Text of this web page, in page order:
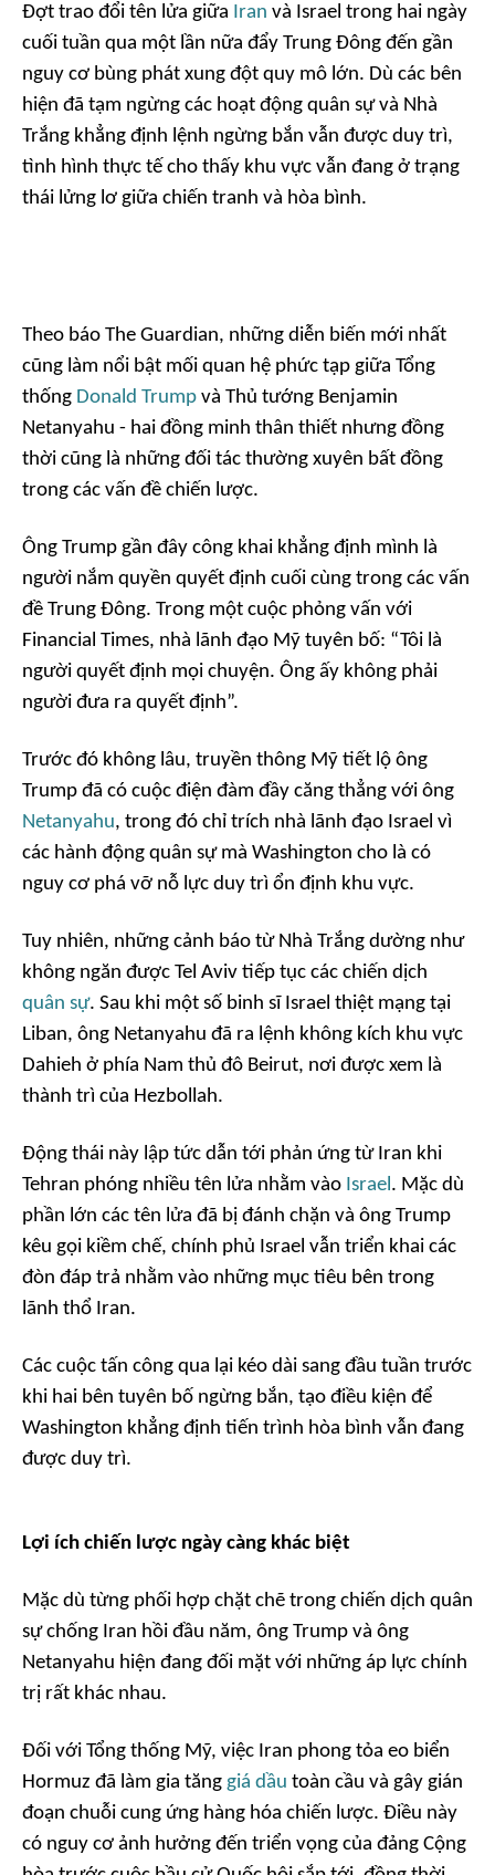
Đợt trao đổi tên lửa giữa Iran và Israel trong hai ngày
cuối tuần qua một lần nữa đẩy Trung Đông đến gần
nguy cơ bùng phát xung đột quy mô lớn. Dù các bên
hiện đã tạm ngừng các hoạt động quân sự và Nhà
Trắng khẳng định lệnh ngừng bắn vẫn được duy trì,
tình hình thực tế cho thấy khu vực vẫn đang ở trạng
thái lửng lơ giữa chiến tranh và hòa bình.
Theo báo The Guardian, những diễn biến mới nhất
cũng làm nổi bật mối quan hệ phức tạp giữa Tổng
thống Donald Trump và Thủ tướng Benjamin
Netanyahu - hai đồng minh thân thiết nhưng đồng
thời cũng là những đối tác thường xuyên bất đồng
trong các vấn đề chiến lược.
Ông Trump gần đây công khai khẳng định mình là
người nắm quyền quyết định cuối cùng trong các vấn
đề Trung Đông. Trong một cuộc phỏng vấn với
Financial Times, nhà lãnh đạo Mỹ tuyên bố: “Tôi là
người quyết định mọi chuyện. Ông ấy không phải
người đưa ra quyết định”.
Trước đó không lâu, truyền thông Mỹ tiết lộ ông
Trump đã có cuộc điện đàm đầy căng thẳng với ông
Netanyahu, trong đó chỉ trích nhà lãnh đạo Israel vì
các hành động quân sự mà Washington cho là có
nguy cơ phá vỡ nỗ lực duy trì ổn định khu vực.
Tuy nhiên, những cảnh báo từ Nhà Trắng dường như
không ngăn được Tel Aviv tiếp tục các chiến dịch
quân sự. Sau khi một số binh sĩ Israel thiệt mạng tại
Liban, ông Netanyahu đã ra lệnh không kích khu vực
Dahieh ở phía Nam thủ đô Beirut, nơi được xem là
thành trì của Hezbollah.
Động thái này lập tức dẫn tới phản ứng từ Iran khi
Tehran phóng nhiều tên lửa nhằm vào Israel . Mặc dù
phần lớn các tên lửa đã bị đánh chặn và ông Trump
kêu gọi kiềm chế, chính phủ Israel vẫn triển khai các
đòn đáp trả nhằm vào những mục tiêu bên trong
lãnh thổ Iran.
Các cuộc tấn công qua lại kéo dài sang đầu tuần trước
khi hai bên tuyên bố ngừng bắn, tạo điều kiện để
Washington khẳng định tiến trình hòa bình vẫn đang
được duy trì.
Lợi ích chiến lược ngày càng khác biệt
Mặc dù từng phối hợp chặt chẽ trong chiến dịch quân
sự chống Iran hồi đầu năm, ông Trump và ông
Netanyahu hiện đang đối mặt với những áp lực chính
trị rất khác nhau.
Đối với Tổng thống Mỹ, việc Iran phong tỏa eo biển
Hormuz đã làm gia tăng giá dầu toàn cầu và gây gián
đoạn chuỗi cung ứng hàng hóa chiến lược. Điều này
có nguy cơ ảnh hưởng đến triển vọng của đảng Cộng